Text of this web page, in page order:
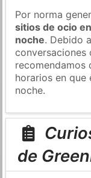
Por norma
sitios de ocio
noche. Debido
conversaciones
recomendamos
horarios en que
noche.
de